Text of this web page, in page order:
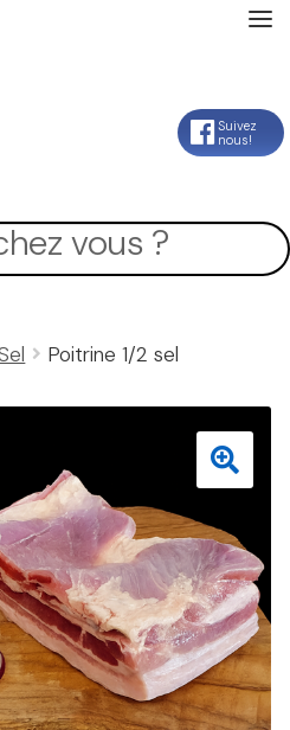
Suivez
nous!
Poitrine 1/2 sel